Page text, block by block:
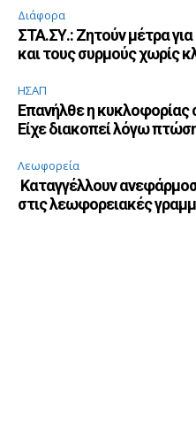
Διάφορα
ΣΤΑ.ΣΥ.: Ζητούν μέτρα
και τους συρμούς χωρίς
ΗΣΑΠ
Επανήλθε η
Είχε διακοπεί λόγω
Λεωφορεία
Καταγγέλλουν
στις λεωφορειακές